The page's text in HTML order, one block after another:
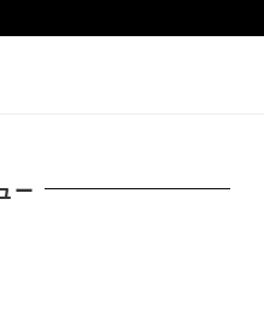
ー